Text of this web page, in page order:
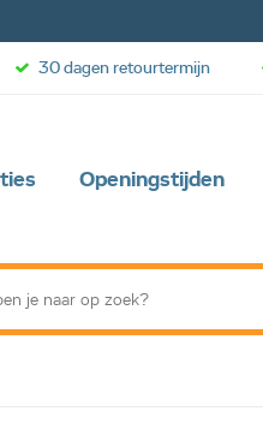
Openingstijden
30 dagen retourtermijn